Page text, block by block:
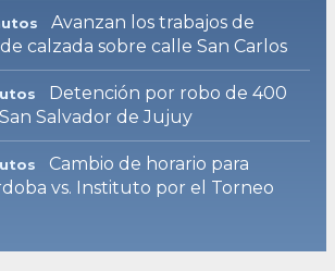
Avanzan los trabajos de
calzada sobre calle San Carlos
Detención por robo de 400
Salvador de Jujuy
Cambio de horario para
vs. Instituto por el Torneo